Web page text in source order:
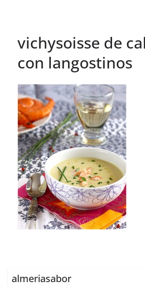
vichysoisse de
con langostinos
almeriasabor